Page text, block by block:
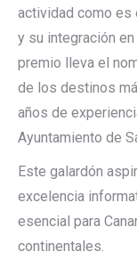
actividad como es
y su integración
premio lleva el
de los destinos
años de
Ayuntamiento de
Este galardón
excelencia
esencial para
continentales.